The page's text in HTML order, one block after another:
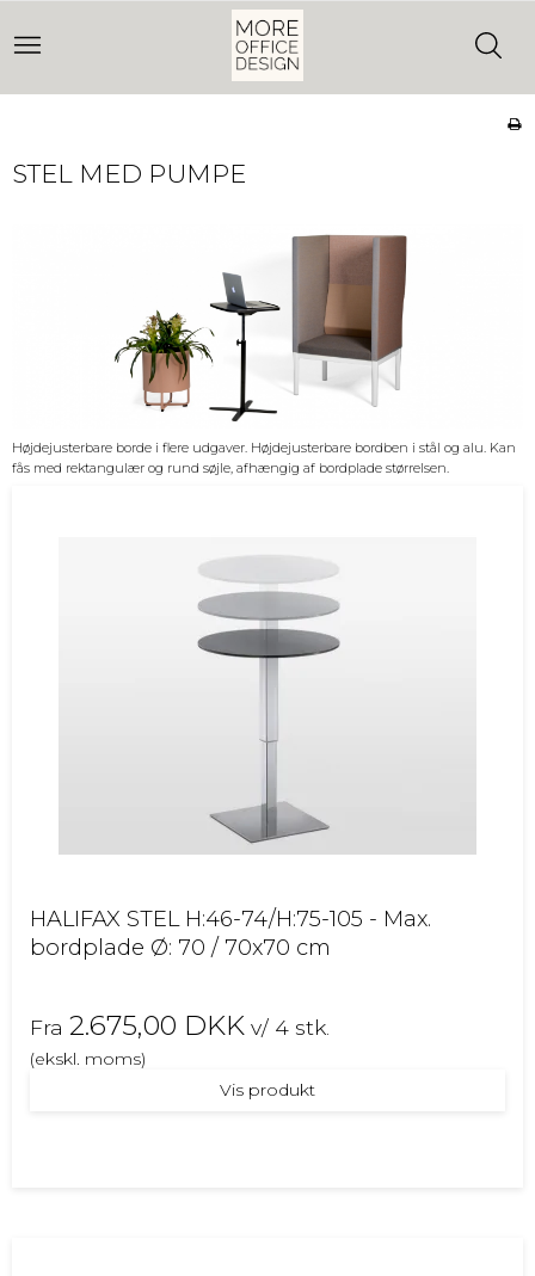
STEL MED PUMPE
Højdejusterbare borde i flere udgaver. Højdejusterbare bordben i stål og alu. Kan
fås med rektangulær og rund søjle, afhængig af bordplade størrelsen.
HALIFAX STEL H:46-74/H:75-105 - Max.
bordplade Ø: 70 / 70x70 cm
Fra 2.675,00 DKK v/ 4 stk.
(ekskl. moms)
Vis produkt